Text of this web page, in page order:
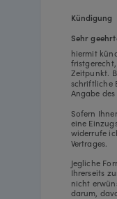
hiermit
Zeitpunkt.
schriftliche
Angabe
Sofern
eine
widerrufe
Vertrages.
Jegliche
Ihrerseits
nicht
darum,
Sehr
Kündigung